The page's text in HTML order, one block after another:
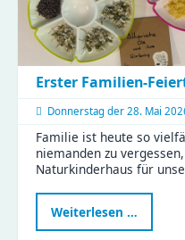
Erster Familien-
Donnerstag der 28. Mai
Familie ist heute so
niemanden zu
Naturkinderhaus für
Weiterlesen …
Familien-